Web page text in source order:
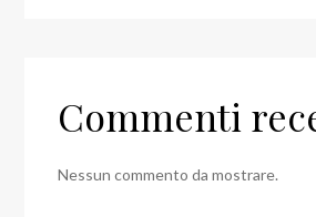
Commenti
Nessun commento da mostrare.